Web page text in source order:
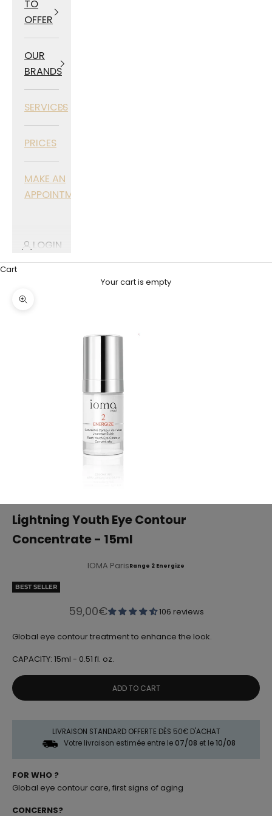
TO
OFFER
OUR
BRANDS
SERVICES
PRICES
MAKE AN
APPOINTMENT
LOGIN
Cart
Your cart is empty
Zoom picture
Lightning Youth Eye Contour
Concentrate - 15ml
IOMA ParisRange 2 Energize
BEST SELLER
Sale price
59,00€ 106 reviews
Global eye contour treatment to enhance the look.
CAPACITY: 15ml - 0.51 fl. oz.
ADD TO CART
LIVRAISON STANDARD OFFERTE DÈS 50€ D'ACHAT
Votre livraison estimée entre le07/08 et le10/08
FOR WHO ?
Global eye contour care, first signs of aging
CONCERNS?